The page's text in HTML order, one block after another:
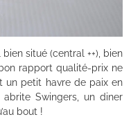
situé (central ++), bien
rapport qualité-prix ne
un petit havre de paix en
Swingers, un diner
bout !